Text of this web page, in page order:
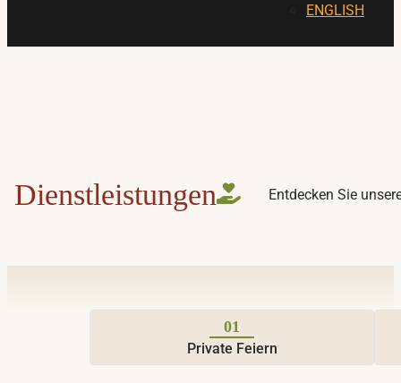
ENGLISH
Dienstleistungen Entdecken Sie
01
Private Feiern